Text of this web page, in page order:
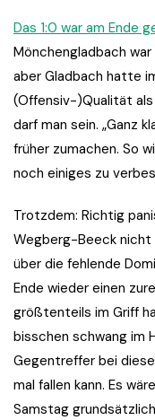
Das 1:0 war am Ende
Mönchengladbach
aber Gladbach hatte
(Offensiv-)Qualität
darf man sein. „Ganz
früher zumachen. So
noch einiges zu
Trotzdem: Richtig
Wegberg-Beeck nicht
über die fehlende
Ende wieder einen
größtenteils im Griff
bisschen schwang im
Gegentreffer bei
mal fallen kann. Es
Samstag